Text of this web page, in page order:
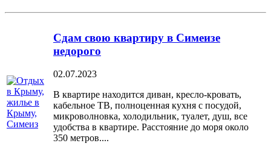
Сдам свою квартиру в Симеизе
недорого
02.07.2023
В квартире находится диван, кресло-кровать,
кабельное ТВ, полноценная кухня с посудой,
микроволновка, холодильник, туалет, душ, все
удобства в квартире. Расстояние до моря около
350 метров....